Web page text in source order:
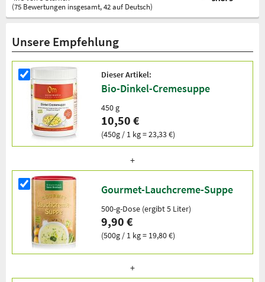
(75 Bewertungen insgesamt, 42 auf Deutsch)
Unsere Empfehlung
Dieser Artikel:
Bio-Dinkel-Cremesuppe
450 g
10,50 €
(450g / 1 kg = 23,33 €)
Gourmet-Lauchcreme-Suppe
500-g-Dose (ergibt 5 Liter)
9,90 €
(500g / 1 kg = 19,80 €)